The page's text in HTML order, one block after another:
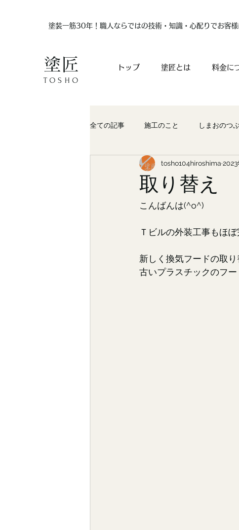
塗匠
TOSHO
トップ 塗匠とは 料金に
全ての記事 施工のこと しまおのつ
取り替え
tosho104hiroshima 2023
こんばんは(^o^)
Ｔビルの外装工事もほ
新しく換気フードの取り
古いプラスチックのフ
塗装一筋30年！職人ならではの技術・知識・心配りでお客様